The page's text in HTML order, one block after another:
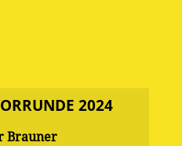
2024
Brauner